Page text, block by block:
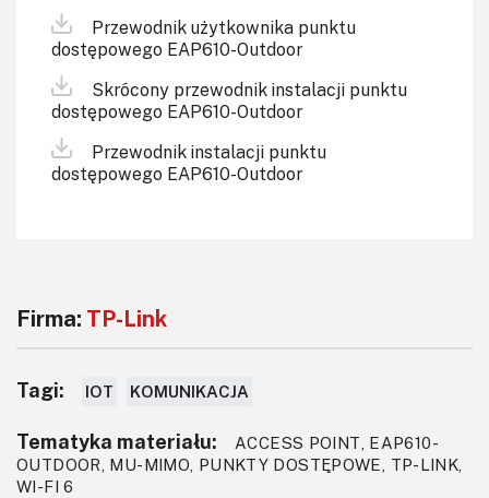
Przewodnik użytkownika punktu
dostępowego EAP610-Outdoor
Skrócony przewodnik instalacji punktu
dostępowego EAP610-Outdoor
Przewodnik instalacji punktu
dostępowego EAP610-Outdoor
Firma: TP-Link
Tagi: IOT KOMUNIKACJA
Tematyka materiału:
ACCESS POINT, EAP610-
OUTDOOR, MU-MIMO, PUNKTY DOSTĘPOWE, TP-LINK,
WI-FI 6